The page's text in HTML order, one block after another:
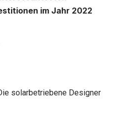
im Jahr 2022
solarbetriebene Designer